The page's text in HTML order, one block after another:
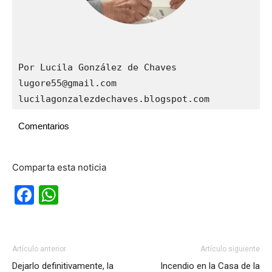
Por Lucila González de Chaves
lugore55@gmail.com
lucilagonzalezdechaves.blogspot.com
Comentarios
Comparta esta noticia
Facebook
Artículo anterior
Dejarlo definitivamente, la
Artículo siguiente
Incendio en la Casa de la